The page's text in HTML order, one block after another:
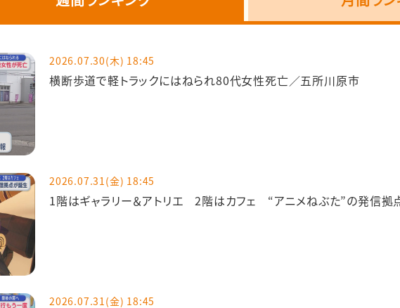
2026.07.30(木) 18:45
横断歩道で軽トラックにはねられ80代女性死亡／五所川原市
2026.07.31(金) 18:45
1階はギャラリー＆アトリエ 2階はカフェ “アニメねぶた”の発信拠
2026.07.31(金) 18:45